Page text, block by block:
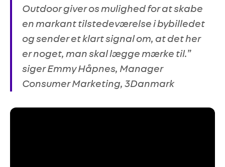
Outdoor giver os mulighed for at skabe
en markant tilstedeværelse i bybilledet
og sender et klart signal om, at det her
er noget, man skal lægge mærke til.”
siger Emmy Håpnes, Manager
Consumer Marketing, 3Danmark